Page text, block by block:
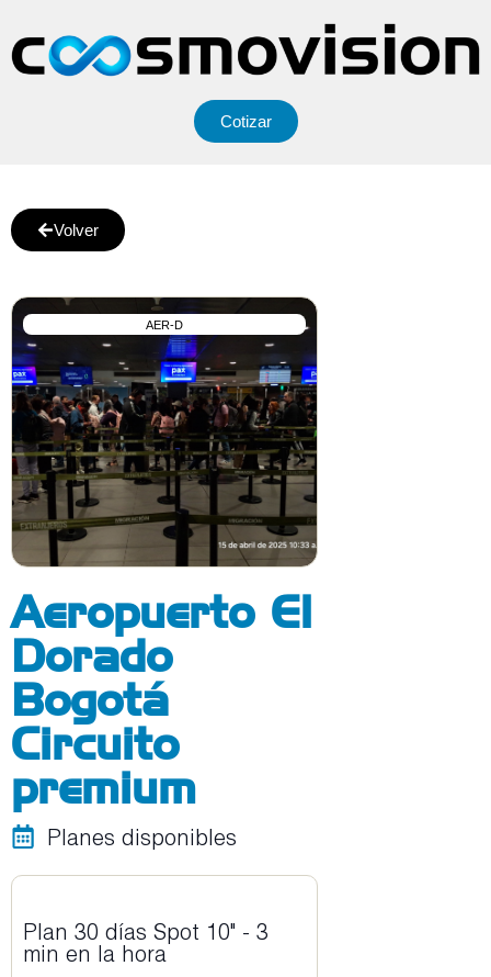
Cotizar
Volver
AER-D
Aeropuerto El
Dorado
Bogotá
Circuito
premium
Planes disponibles
Plan 30 días Spot 10" - 3
min en la hora